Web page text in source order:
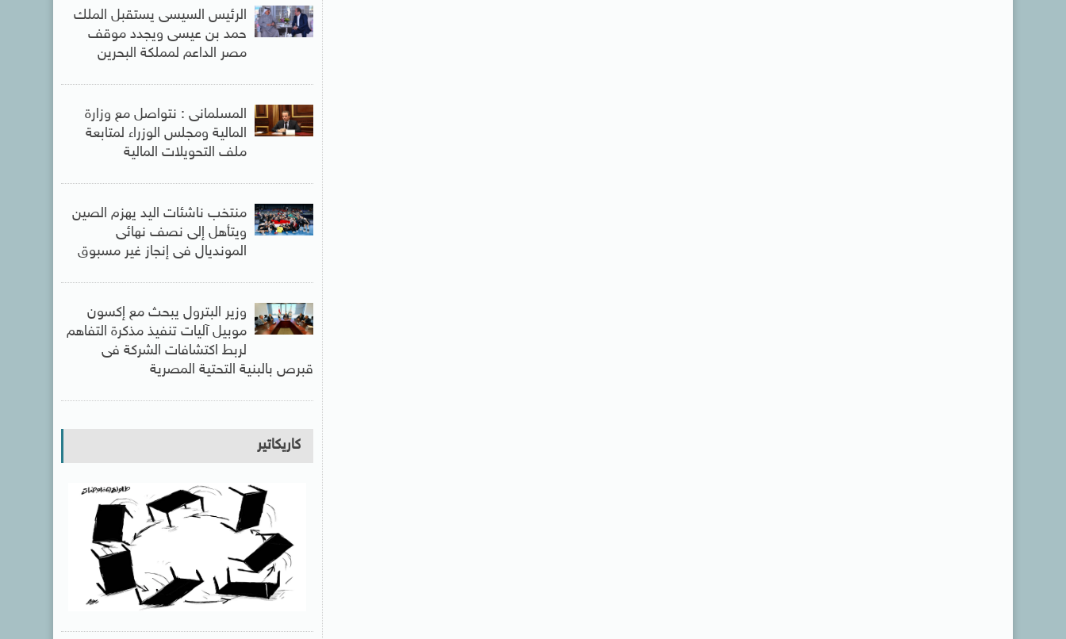
الرئيس السيسى يستقبل الملك
حمد بن عيسى ويجدد موقف
مصر الداعم لمملكة البحرين
المسلمانى : نتواصل مع وزارة
المالية ومجلس الوزراء لمتابعة
ملف التحويلات المالية
منتخب ناشئات اليد يهزم الصين
ويتأهل إلى نصف نهائى
المونديال فى إنجاز غير مسبوق
وزير البترول يبحث مع إكسون
موبيل آليات تنفيذ مذكرة التفاهم
لربط اكتشافات الشركة فى
قبرص بالبنية التحتية المصرية
كاريكاتير